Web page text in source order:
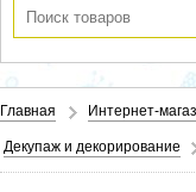
Главная Интернет-
Декупаж и декорирование